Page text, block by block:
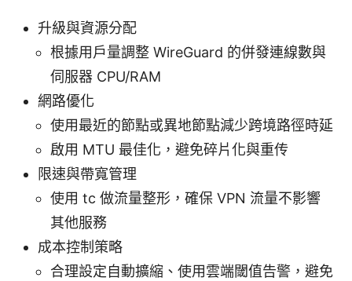
升級與資源分配
根據用戶量調整 WireGuard 的併發連線數與
伺服器 CPU/RAM
網路優化
使用最近的節點或異地節點減少跨境路徑時延
啟用 MTU 最佳化，避免碎片化與重传
限速與帶寬管理
使用 tc 做流量整形，確保 VPN 流量不影響
其他服務
成本控制策略
合理設定自動擴縮、使用雲端閾值告警，避免